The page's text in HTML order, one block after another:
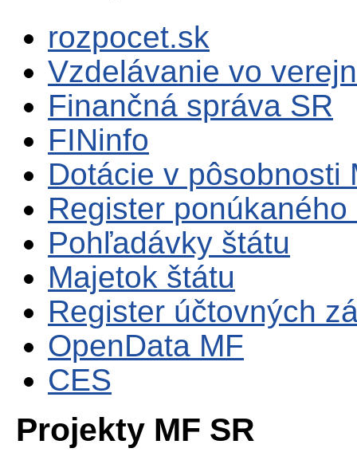
rozpocet.sk
Vzdelávanie vo
Finančná správa SR
FINinfo
Dotácie v pôsobnosti
Register
Pohľadávky štátu
Majetok štátu
Register účtovných
OpenData MF
CES
Projekty MF SR